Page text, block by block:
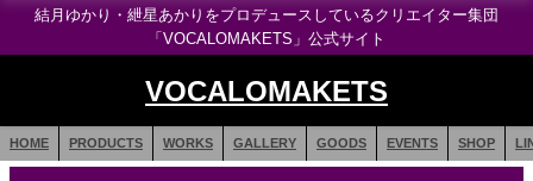
結月ゆかり・紲星あかりをプロデュースしているクリエイター集団
「VOCALOMAKETS」公式サイト
VOCALOMAKETS
HOME PRODUCTS WORKS GALLERY GOODS EVENTS SHOP